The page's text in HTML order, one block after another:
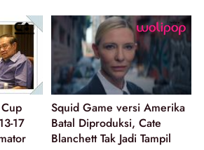
17
Squid Game versi Amerika
Batal Diproduksi, Cate
Blanchett Tak Jadi Tampil